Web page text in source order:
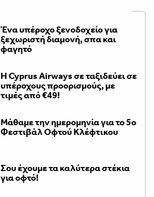
Ένα υπέροχο ξενοδοχείο για
ξεχωριστή διαμονή, σπα και
φαγητό
H Cyprus Airways σε ταξιδεύει σε
υπέροχους προορισμούς, με
τιμές από €49!
Μάθαμε την ημερομηνία για το 5ο
Φεστιβάλ Οφτού Κλέφτικου
Σου έχουμε τα καλύτερα στέκια
για οφτό!